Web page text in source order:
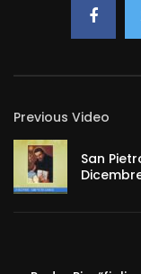
Previous Video
San